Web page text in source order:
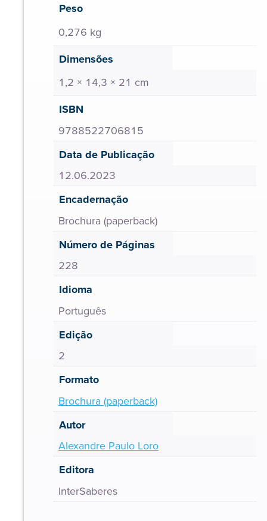
Peso
0,276 kg
Dimensões
1,2 × 14,3 × 21 cm
ISBN
9788522706815
Data de Publicação
12.06.2023
Encadernação
Brochura (paperback)
Número de Páginas
228
Idioma
Português
Edição
2
Formato
Brochura (paperback)
Autor
Alexandre Paulo Loro
Editora
InterSaberes